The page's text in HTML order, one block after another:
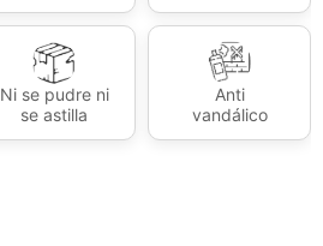
Ni se pudre ni
se astilla
Anti
vandálico